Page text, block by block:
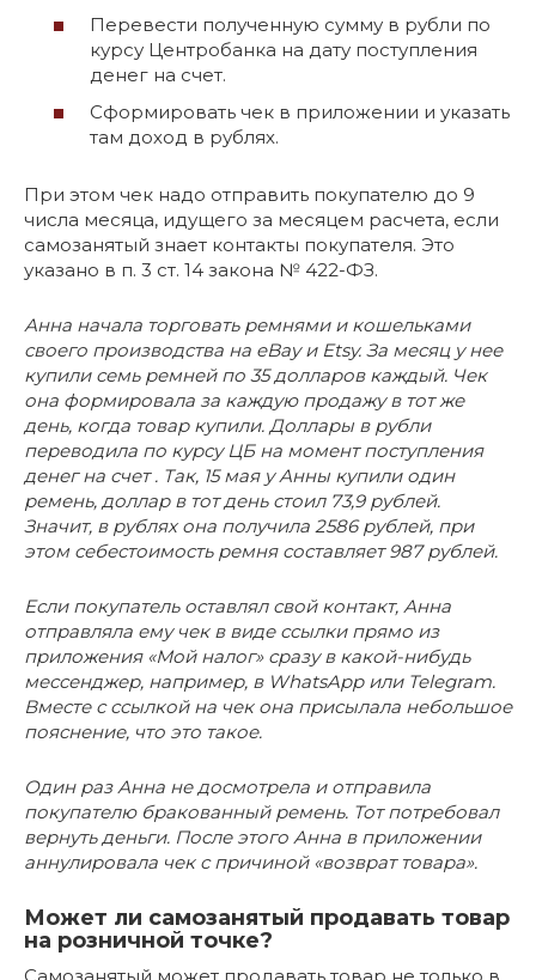
Перевести полученную сумму в рубли по
курсу Центробанка на дату поступления
денег на счет.
Сформировать чек в приложении и указать
там доход в рублях.
При этом чек надо отправить покупателю до 9
числа месяца, идущего за месяцем расчета, если
самозанятый знает контакты покупателя. Это
указано в п. 3 ст. 14 закона № 422-ФЗ.
Анна начала торговать ремнями и кошельками
своего производства на eBay и Etsy. За месяц у нее
купили семь ремней по 35 долларов каждый. Чек
она формировала за каждую продажу в тот же
день, когда товар купили. Доллары в рубли
переводила по курсу ЦБ на момент поступления
денег на счет . Так, 15 мая у Анны купили один
ремень, доллар в тот день стоил 73,9 рублей.
Значит, в рублях она получила 2586 рублей, при
этом себестоимость ремня составляет 987 рублей.
Если покупатель оставлял свой контакт, Анна
отправляла ему чек в виде ссылки прямо из
приложения «Мой налог» сразу в какой-нибудь
мессенджер, например, в WhatsApp или Telegram.
Вместе с ссылкой на чек она присылала небольшое
пояснение, что это такое.
Один раз Анна не досмотрела и отправила
покупателю бракованный ремень. Тот потребовал
вернуть деньги. После этого Анна в приложении
аннулировала чек с причиной «возврат товара».
Может ли самозанятый продавать товар
на розничной точке?